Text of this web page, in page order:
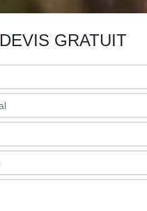
DEVIS GRATUIT